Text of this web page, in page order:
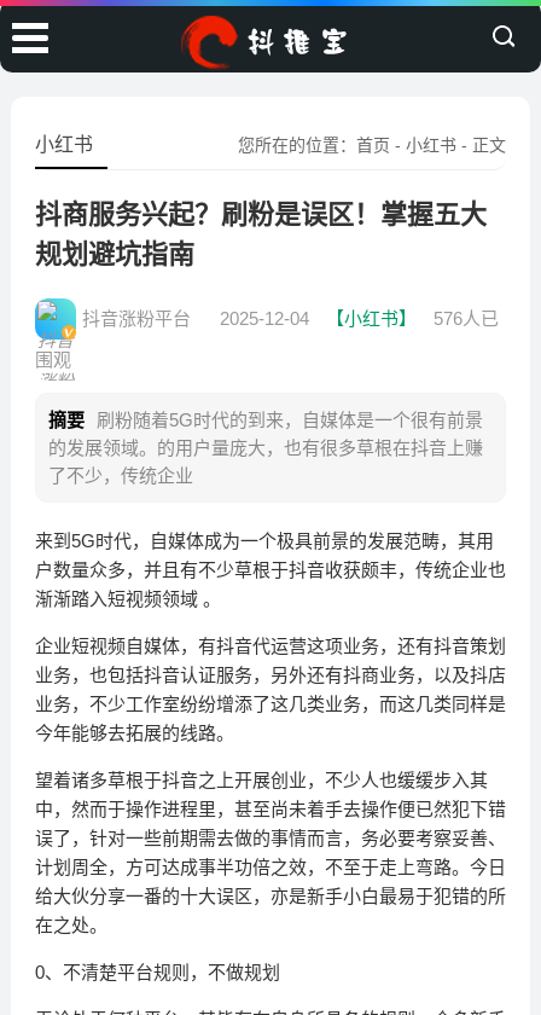
您所在的位置：首页 -小红书 - 正文
小红书
抖商服务兴起？刷粉是误区！掌握五大
规划避坑指南
抖音涨粉平台 2025-12-04 【小红书】
576人已
围观
摘要
刷粉随着5G时代的到来，自媒体是一个很有前景
的发展领域。的用户量庞大，也有很多草根在抖音上赚
了不少，传统企业
来到5G时代，自媒体成为一个极具前景的发展范畴，其用
户数量众多，并且有不少草根于抖音收获颇丰，传统企业也
渐渐踏入短视频领域 。
企业短视频自媒体，有抖音代运营这项业务，还有抖音策划
业务，也包括抖音认证服务，另外还有抖商业务，以及抖店
业务，不少工作室纷纷增添了这几类业务，而这几类同样是
今年能够去拓展的线路。
望着诸多草根于抖音之上开展创业，不少人也缓缓步入其
中，然而于操作进程里，甚至尚未着手去操作便已然犯下错
误了，针对一些前期需去做的事情而言，务必要考察妥善、
计划周全，方可达成事半功倍之效，不至于走上弯路。今日
给大伙分享一番的十大误区，亦是新手小白最易于犯错的所
在之处。
0、不清楚平台规则，不做规划